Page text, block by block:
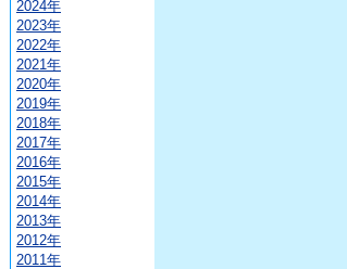
2024年
2023年
2022年
2021年
2020年
2019年
2018年
2017年
2016年
2015年
2014年
2013年
2012年
2011年